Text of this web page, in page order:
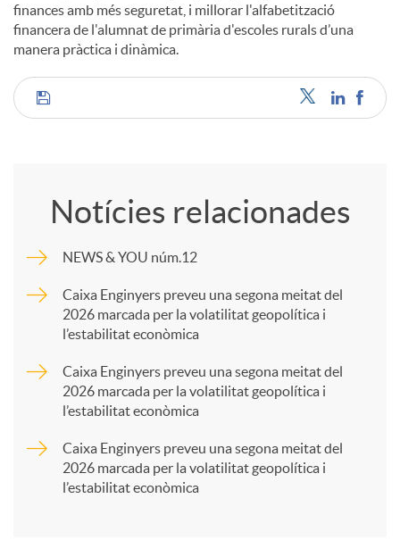
finances amb més seguretat, i millorar l'alfabetització
financera de l'alumnat de primària d'escoles rurals d’una
manera pràctica i dinàmica.
C
m
p
Notícies relacionades
NEWS & YOU núm.12
Caixa Enginyers preveu una segona meitat del
2026 marcada per la volatilitat geopolítica i
l’estabilitat econòmica
Caixa Enginyers preveu una segona meitat del
2026 marcada per la volatilitat geopolítica i
l’estabilitat econòmica
Caixa Enginyers preveu una segona meitat del
2026 marcada per la volatilitat geopolítica i
l’estabilitat econòmica